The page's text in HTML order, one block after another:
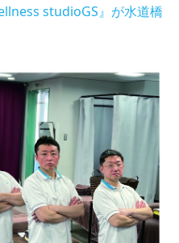
studioGS』が水道橋